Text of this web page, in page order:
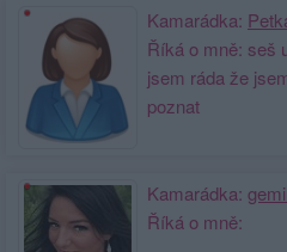
Kamarádka:
Říká o mně: seš
jsem ráda že
poznat
Kamarádka:
Říká o mně: